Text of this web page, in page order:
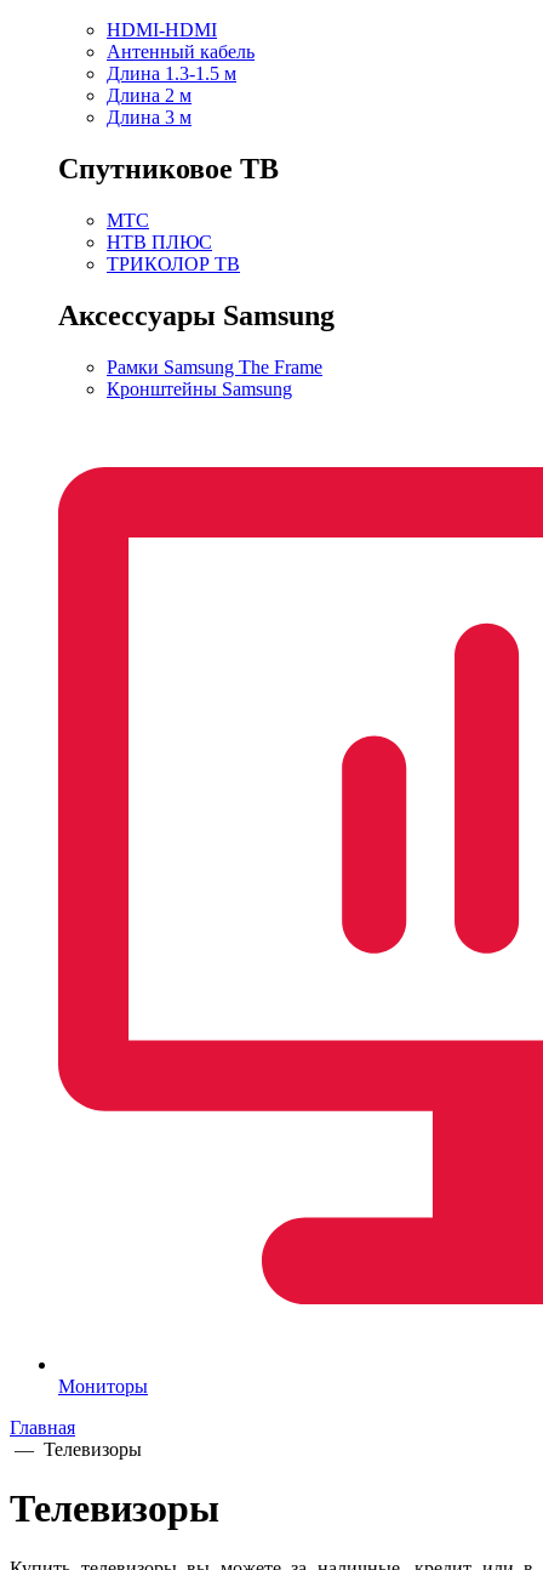
HDMI-HDMI
Антенный кабель
Длина 1.3-1.5 м
Длина 2 м
Длина 3 м
Спутниковое ТВ
МТС
НТВ ПЛЮС
ТРИКОЛОР ТВ
Аксессуары Samsung
Рамки Samsung The Frame
Кронштейны Samsung
Мониторы
Главная
— Телевизоры
Телевизоры